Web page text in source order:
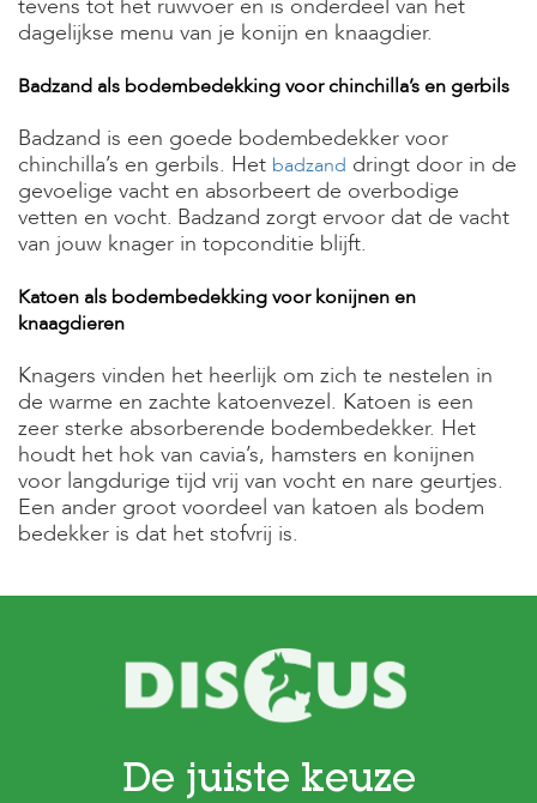
tevens tot het ruwvoer en is onderdeel van het
dagelijkse menu van je konijn en knaagdier.
Badzand als bodembedekking voor chinchilla’s en gerbils
Badzand is een goede bodembedekker voor
chinchilla’s en gerbils. Het badzand dringt door in de
gevoelige vacht en absorbeert de overbodige
vetten en vocht. Badzand zorgt ervoor dat de vacht
van jouw knager in topconditie blijft.
Katoen als bodembedekking voor konijnen en
knaagdieren
Knagers vinden het heerlijk om zich te nestelen in
de warme en zachte katoenvezel. Katoen is een
zeer sterke absorberende bodembedekker. Het
houdt het hok van cavia’s, hamsters en konijnen
voor langdurige tijd vrij van vocht en nare geurtjes.
Een ander groot voordeel van katoen als bodem
bedekker is dat het stofvrij is.
De juiste keuze